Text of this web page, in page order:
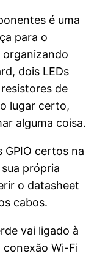
é uma
para o
organizando
dois LEDs
de
lugar certo,
alguma coisa.
GPIO certos na
própria
o datasheet
cabos.
vai ligado à
Wi-Fi